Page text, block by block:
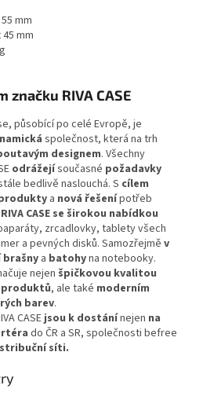
mm
mm
značku RIVA CASE
působící po celé Evropě, je
společnost, která na trh
designem. Všechny
odrážejísoučasné požadavky
bedlivě naslouchá. S cílem
a nová řešenípotřeb
CASE se širokou nabídkou
zrcadlovky, tablety všech
a pevných disků. Samozřejmě v
a batohyna notebooky.
nejen špičkovou kvalitou
produktů, ale také moderním
barev.
CASEjsou k dostánínejen na
do ČR a SR, společnosti befree
síti.